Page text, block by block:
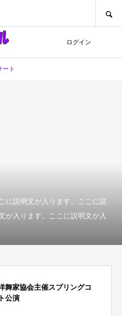
ログイン
ート
に説明文が入ります。ここに説
が入ります。ここに説明文が入
舞家協会主催スプリングコ
公演